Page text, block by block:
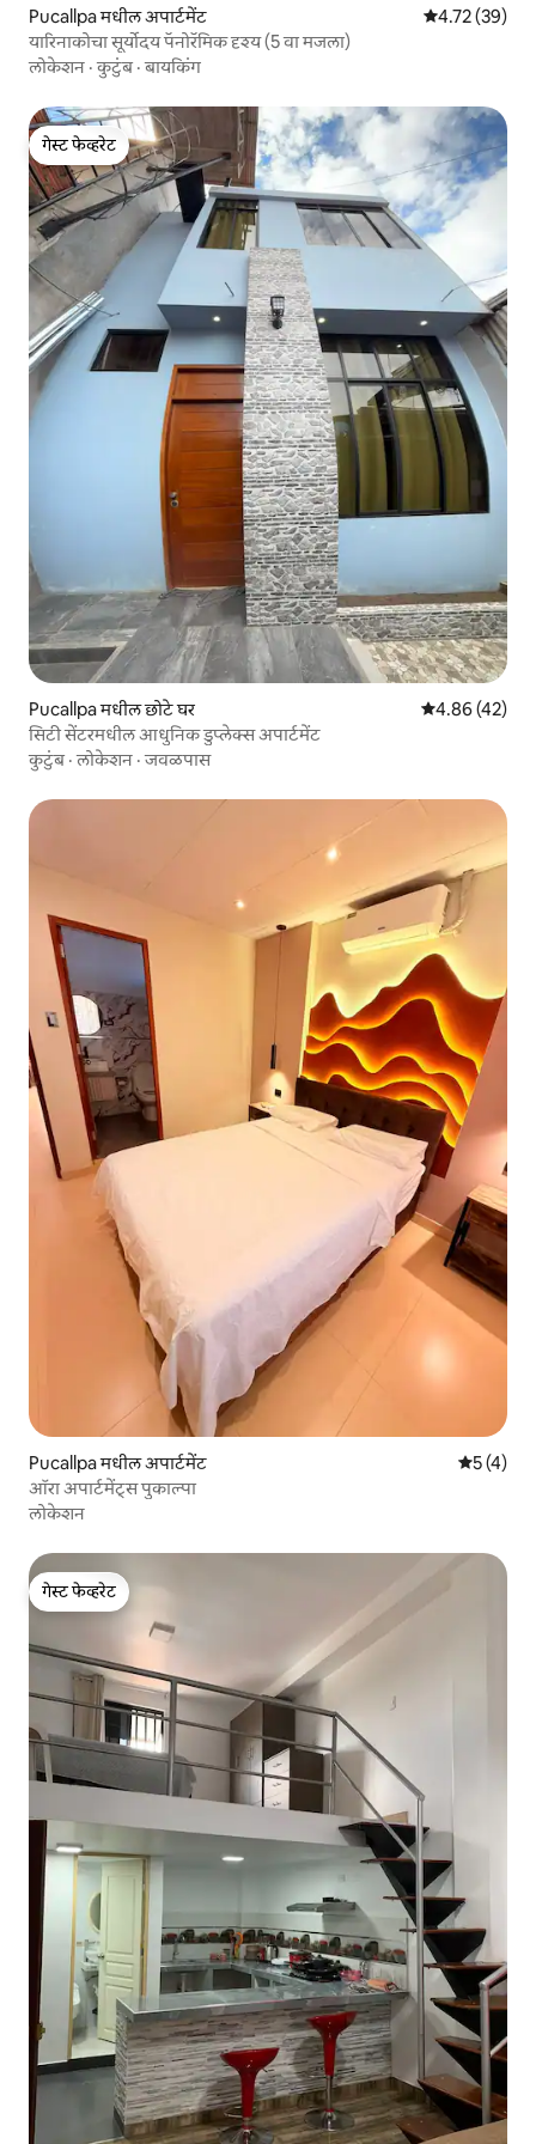
Pucallpa मधील अपार्टमेंट 5 पैकी 4.72
4.72 (39)
यारिनाकोचा सूर्योदय पॅनोरॅमिक दृश्य (5 वा मजला)
लोकेशन ·कुटुंब·बायकिंग
गेस्ट फेव्हरेट
गेस्ट फेव्हरेट
Pucallpa मधील छोटे घर 5 पैकी 4.86
4.86 (42)
सिटी सेंटरमधील आधुनिक डुप्लेक्स अपार्टमेंट
कुटुंब·लोकेशन ·जवळपास
Pucallpa मधील अपार्टमेंट 5 पैकी 5
5 (4)
ऑरा अपार्टमेंट्स पुकाल्पा
लोकेशन
गेस्ट फेव्हरेट
गेस्ट फेव्हरेट